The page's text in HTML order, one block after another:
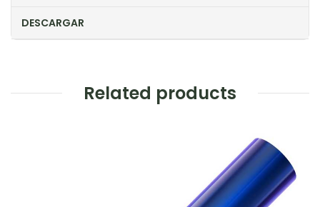
DESCARGAR
Related products